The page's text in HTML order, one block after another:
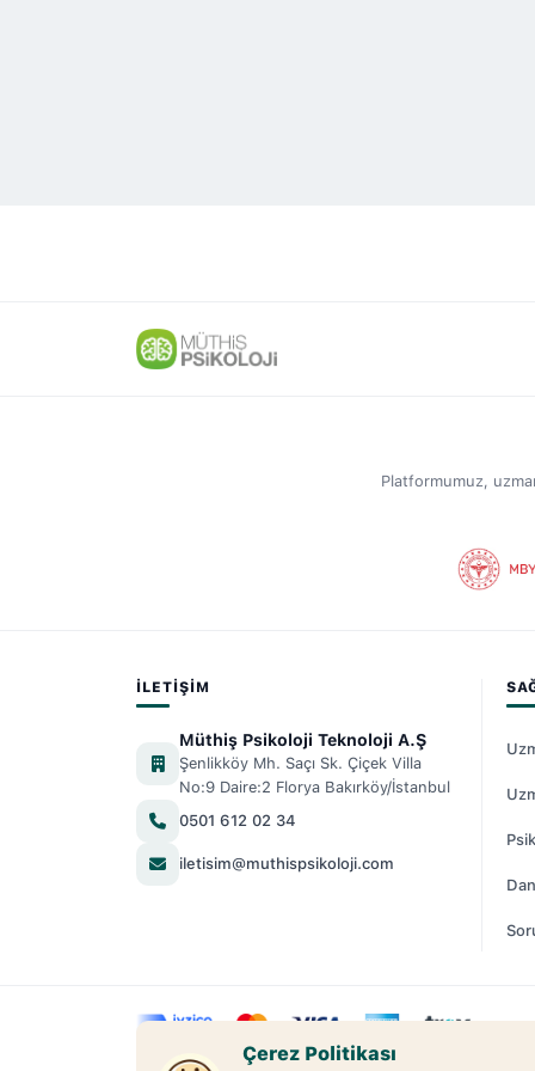
Platformumuz,
İLETIŞIM
Müthiş Psikoloji Teknoloji A.Ş
Şenlikköy Mh. Saçı Sk. Çiçek Villa
No:9 Daire:2 Florya Bakırköy/İstanbul
0501 612 02 34
iletisim@muthispsikoloji.com
Çerez Politikası